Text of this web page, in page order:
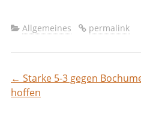
Allgemeines permalink
← Starke 5-3 gegen
hoffen